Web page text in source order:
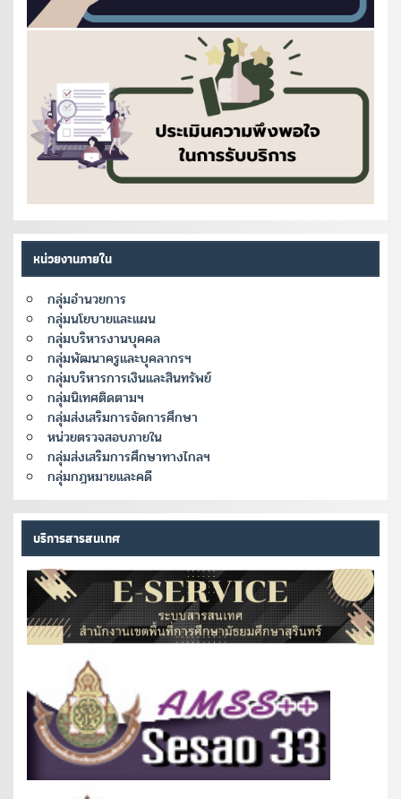
หน่วยงานภายใน
กลุ่มอำนวยการ
กลุ่มนโยบายและแผน
กลุ่มบริหารงานบุคคล
กลุ่มพัฒนาครูและบุคลากรฯ
กลุ่มบริหารการเงินและสินทรัพย์
กลุ่มนิเทศติดตามฯ
กลุ่มส่งเสริมการจัดการศึกษา
หน่วยตรวจสอบภายใน
กลุ่มส่งเสริมการศึกษาทางไกลฯ
กลุ่มกฎหมายและคดี
บริการสารสนเทศ